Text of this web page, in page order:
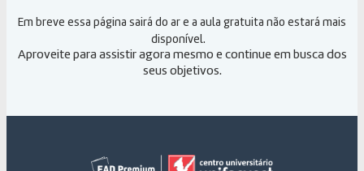
Em breve essa página sairá do ar e a aula gratuita não estará mais
disponível.
Aproveite para assistir agora mesmo e continue em busca dos
seus objetivos.